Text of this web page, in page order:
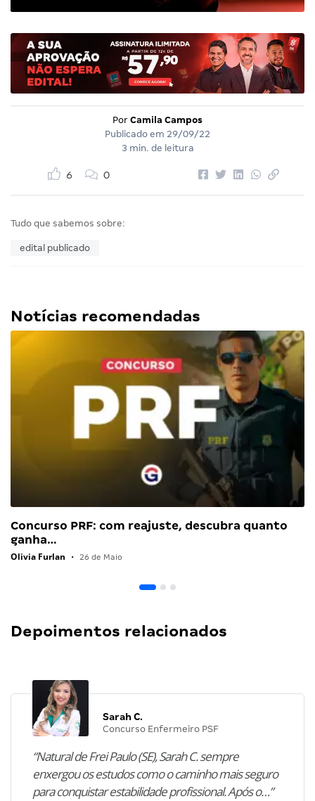
Por Camila Campos
Publicado em 29/09/22
3 min. de leitura
6 0
Tudo que sabemos sobre:
edital publicado
Notícias recomendadas
Concurso PRF: com reajuste, descubra quanto
ganha…
Olivia Furlan • 26 de Maio
Depoimentos relacionados
Sarah C.
Concurso Enfermeiro PSF
“Natural de Frei Paulo (SE), Sarah C. sempre
enxergou os estudos como o caminho mais seguro
para conquistar estabilidade profissional. Após o…”